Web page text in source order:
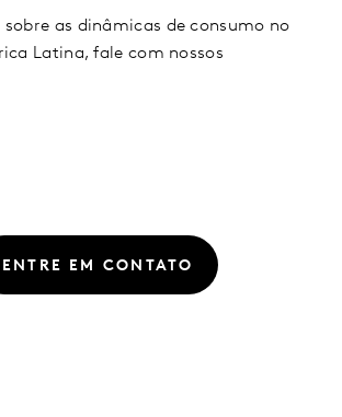
sobre as dinâmicas de consumo no
Latina, fale com nossos
ENTRE EM CONTATO